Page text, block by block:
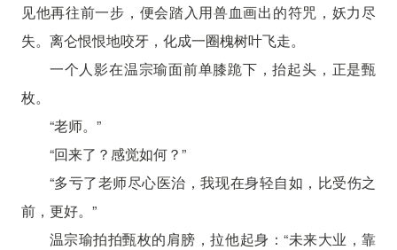
见他再往前一步，便会踏入用兽血画出的符咒，妖力尽
失。离仑恨恨地咬牙，化成一圈槐树叶飞走。
一个人影在温宗瑜面前单膝跪下，抬起头，正是甄
枚。
“老师。”
“回来了？感觉如何？”
“多亏了老师尽心医治，我现在身轻自如，比受伤之
前，更好。”
温宗瑜拍拍甄枚的肩膀，拉他起身：“未来大业，靠